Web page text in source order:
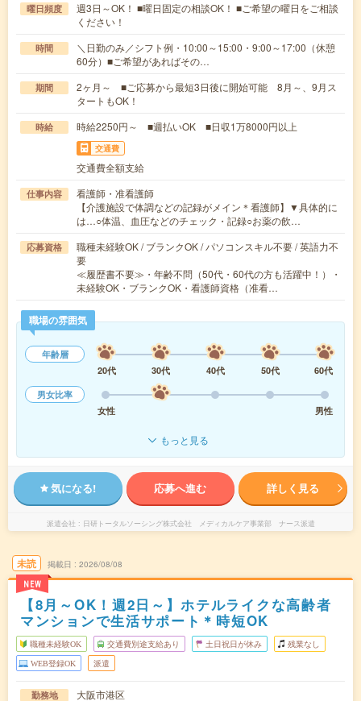
曜日頻度
週3日～OK！ ■曜日固定の相談OK！ ■ご希望の曜日をご相談
ください！
時間
＼日勤のみ／シフト例・10:00～15:00・9:00～17:00（休憩
60分）■ご希望があればその…
期間
2ヶ月～ ■ご応募から最短3日後に開始可能 8月～、9月ス
タートもOK！
時給 時給2250円～ ■週払いOK ■日収1万8000円以上
交通費
交通費全額支給
仕事内容
看護師・准看護師
【介護施設で体調などの記録がメイン＊看護師】▼具体的に
は…○体温、血圧などのチェック・記録○お薬の飲…
応募資格
職種未経験OK / ブランクOK / パソコンスキル不要 / 英語力不
要
≪履歴書不要≫・年齢不問（50代・60代の方も活躍中！）・
未経験OK・ブランクOK・看護師資格（准看…
職場の雰囲気
年齢層
20代
30代 40代 50代
60代
男女比率
女性
男性
もっと見る
気になる! 応募へ進む 詳しく見る
派遣会社 日研トータルソーシング株式会社 メディカルケア事業部 ナース派遣
未読
NEW
掲載日 2026/08/08
【8月～OK！週2日～】ホテルライクな高齢者
マンションで生活サポート＊時短OK
職種未経験OK 交通費別途支給あり 土日祝日が休み 残業なし
WEB登録OK 派遣
勤務地
大阪市港区